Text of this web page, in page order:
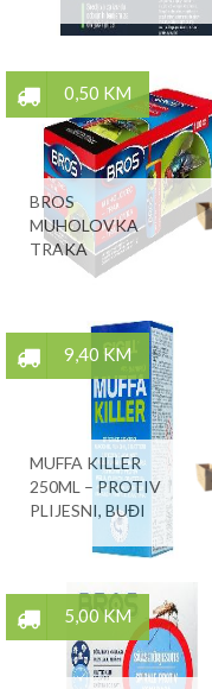
0,50 KM
BROS
MUHOLOVKA
TRAKA
9,40 KM
MUFFA KILLER
250ML – PROTIV
PLIJESNI, BUĐI
5,00 KM